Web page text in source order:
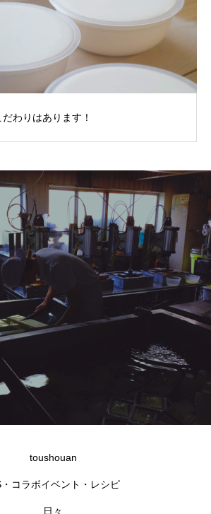
わりはあります！
toushouan
コラボイベント・レシピ
日々